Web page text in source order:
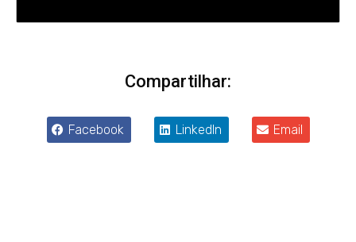
Compartilhar:
Facebook LinkedIn Email